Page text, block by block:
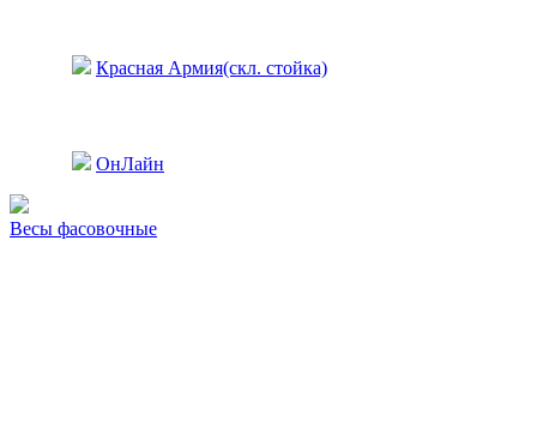
Красная Армия(скл. стойка)
ОнЛайн
Весы фасовочные